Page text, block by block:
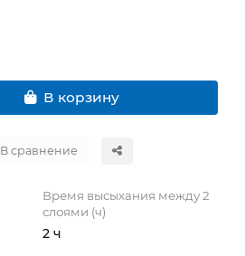
В корзину
В сравнение
Время высыхания между 2
слоями (ч)
2 ч